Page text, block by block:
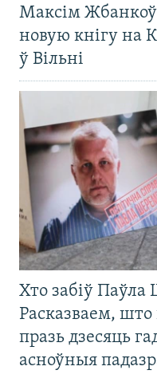
Максім Жбанкоў
новую кнігу на
ў Вільні
Хто забіў Паўла
Расказваем, што
празь дзесяць
асноўныя